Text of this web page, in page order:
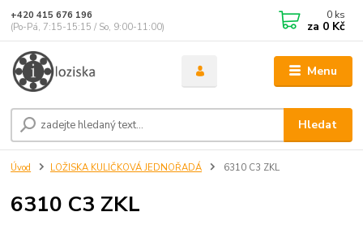
Menu
Hledat
+420 415 676 196
(Po-Pá, 7:15-15:15 / So, 9:00-11:00)
0 ks
za 0 Kč
Úvod LOŽISKA KULIČKOVÁ JEDNOŘADÁ 6310 C3 ZKL
6310 C3 ZKL